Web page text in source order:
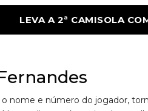
LEVA A 2ª CAMISOLA COM
e número do jogador,